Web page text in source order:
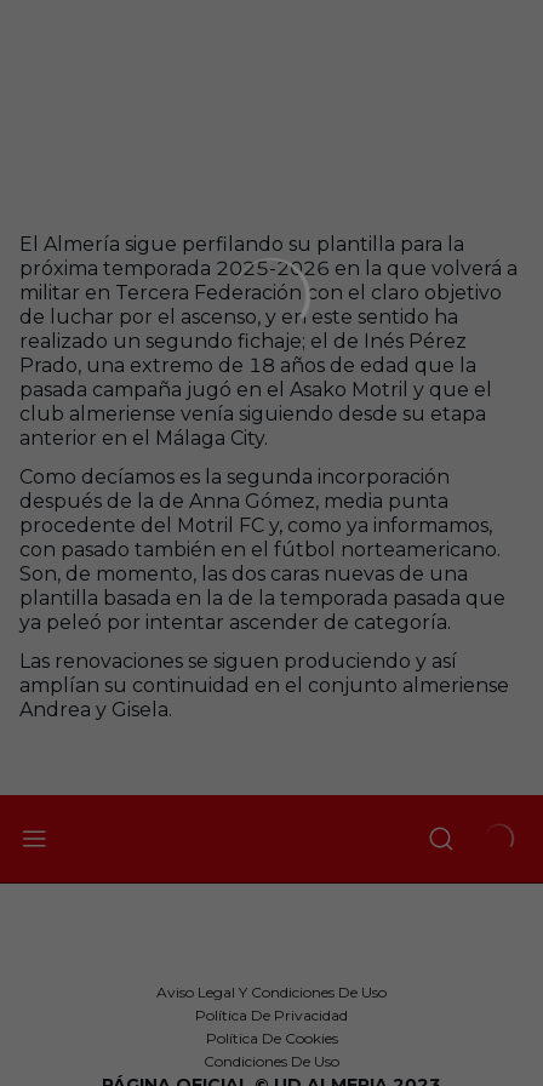
El Almería sigue perfilando su plantilla para la
próxima temporada 2025-2026 en la que volverá a
militar en Tercera Federación con el claro objetivo
de luchar por el ascenso, y en este sentido ha
realizado un segundo fichaje; el de Inés Pérez
Prado, una extremo de 18 años de edad que la
pasada campaña jugó en el Asako Motril y que el
club almeriense venía siguiendo desde su etapa
anterior en el Málaga City.
Como decíamos es la segunda incorporación
después de la de Anna Gómez, media punta
procedente del Motril FC y, como ya informamos,
con pasado también en el fútbol norteamericano.
Son, de momento, las dos caras nuevas de una
plantilla basada en la de la temporada pasada que
ya peleó por intentar ascender de categoría.
Las renovaciones se siguen produciendo y así
amplían su continuidad en el conjunto almeriense
Andrea y Gisela.
Aviso Legal Y Condiciones De Uso
Política De Privacidad
Política De Cookies
Condiciones De Uso